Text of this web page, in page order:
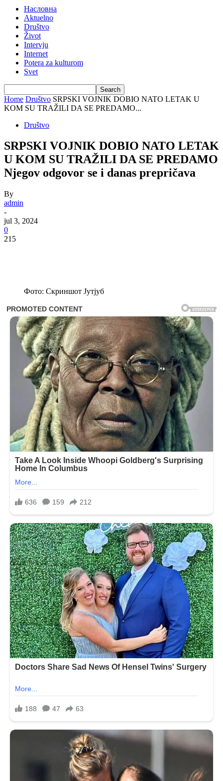
Насловна
Aktuelno
Društvo
Život
Intervju
Internet
Potera za kulturom
Svet
Home Društvo SRPSKI VOJNIK DOBIO NATO LETAK U
KOM SU TRAŽILI DA SE PREDAMO...
Društvo
SRPSKI VOJNIK DOBIO NATO LETAK
U KOM SU TRAŽILI DA SE PREDAMO
Njegov odgovor se i danas prepričava
By
admin
-
jul 3, 2024
0
215
Фото: Скриншот Јутјуб